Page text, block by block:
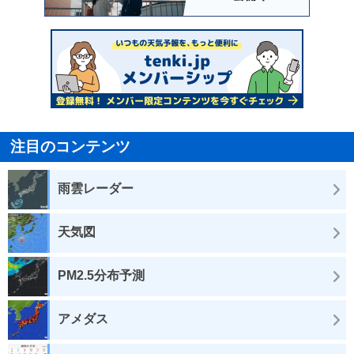
注目のコンテンツ
雨雲レーダー
天気図
PM2.5分布予測
アメダス